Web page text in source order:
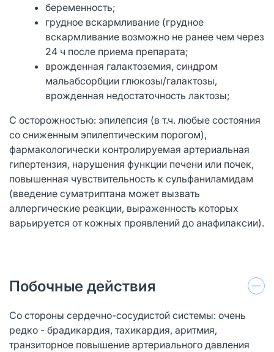
беременность;
грудное вскармливание (грудное
вскармливание возможно не ранее чем через
24 ч после приема препарата;
врожденная галактоземия, синдром
мальабсорбции глюкозы/галактозы,
врожденная недостаточность лактозы;
С осторожностью: эпилепсия (в т.ч. любые состояния
со сниженным эпилептическим порогом),
фармакологически контролируемая артериальная
гипертензия, нарушения функции печени или почек,
повышенная чувствительность к сульфаниламидам
(введение суматриптана может вызвать
аллергические реакции, выраженность которых
варьируется от кожных проявлений до анафилаксии).
Побочные действия
Со стороны сердечно-сосудистой системы: очень
редко - брадикардия, тахикардия, аритмия,
транзиторное повышение артериального давления